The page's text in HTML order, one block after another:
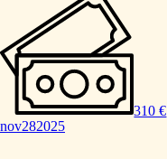
310 €
nov282025